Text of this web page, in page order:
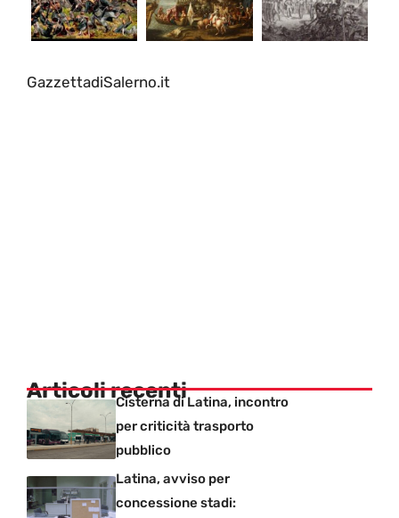
GazzettadiSalerno.it
Articoli recentiCisterna di Latina, incontro
per criticità trasporto
pubblico
Latina, avviso per
concessione stadi: